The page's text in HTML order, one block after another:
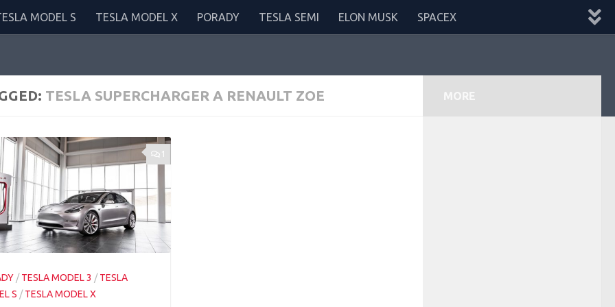
MODEL S TESLA MODEL X PORADY TESLA SEMI ELON MUSK SPACEX
TESLA SUPERCHARGER A RENAULT ZOE
1
/TESLA MODEL 3 /TESLA
S /TESLA MODEL X
MORE